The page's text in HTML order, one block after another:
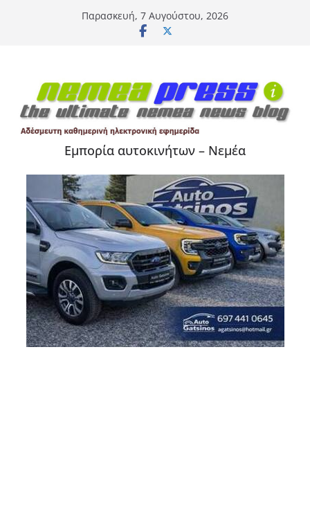
Παρασκευή, 7 Αυγούστου, 2026
Εμπορία αυτοκινήτων – Νεμέα